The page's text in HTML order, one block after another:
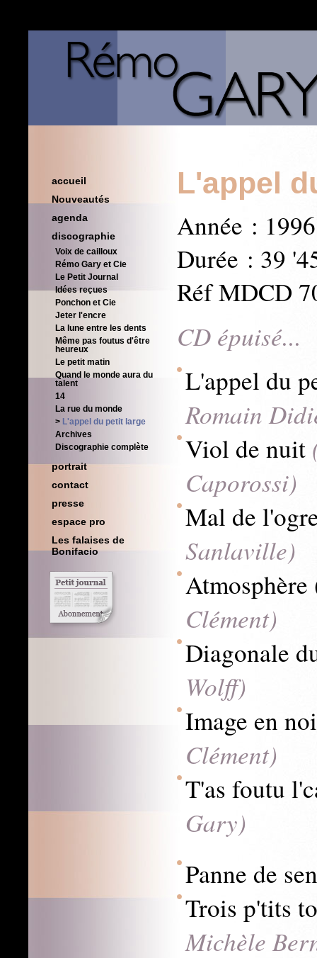
accueil
Nouveautés
agenda
discographie
Voix de cailloux
Rémo Gary et Cie
Le Petit Journal
Idées reçues
Ponchon et Cie
Jeter l'encre
La lune entre les dents
Même pas foutus d'être
heureux
Le petit matin
Quand le monde aura du
talent
14
La rue du monde
L'appel du petit large
Archives
Discographie complète
portrait
contact
presse
espace pro
Les falaises de
Bonifacio
L'appel
Année : 1996
Durée : 39
Réf MDCD
CD épuisé...
L'appel du
Romain
Viol de nuit
Caporossi)
Mal de
Sanlaville)
Atmosphère
Clément)
Diagonale
Wolff)
Image en
Clément)
T'as foutu
Gary)
Panne de
Trois p'tits
Michèle